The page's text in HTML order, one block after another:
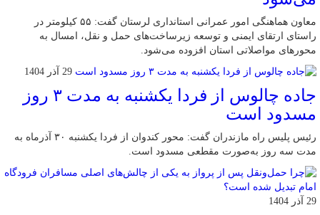
معاون هماهنگی امور عمرانی استانداری لرستان گفت: ۵۵ کیلومتر در
راستای ارتقای ایمنی و توسعه زیرساخت‌های حمل و نقل، امسال به
محورهای مواصلاتی استان افزوده می‌شود.
29 آذر 1404
جاده چالوس از فردا یکشنبه به مدت ۳ روز
مسدود است
رئیس پلیس راه مازندران گفت: محور کندوان از فردا یکشنبه ۳۰ آذرماه به
مدت سه روز به‌صورت مقطعی مسدود است.
29 آذر 1404